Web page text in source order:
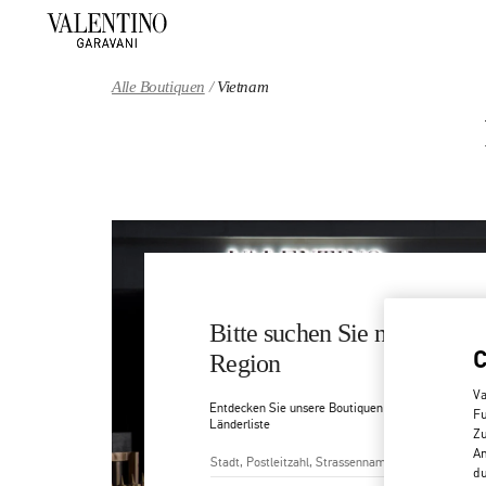
Alle Boutiquen Vietnam
Bitte suchen Sie nach Ihrem
Region
Entdecken Sie unsere Boutiquen durch Suche nach
Länderliste